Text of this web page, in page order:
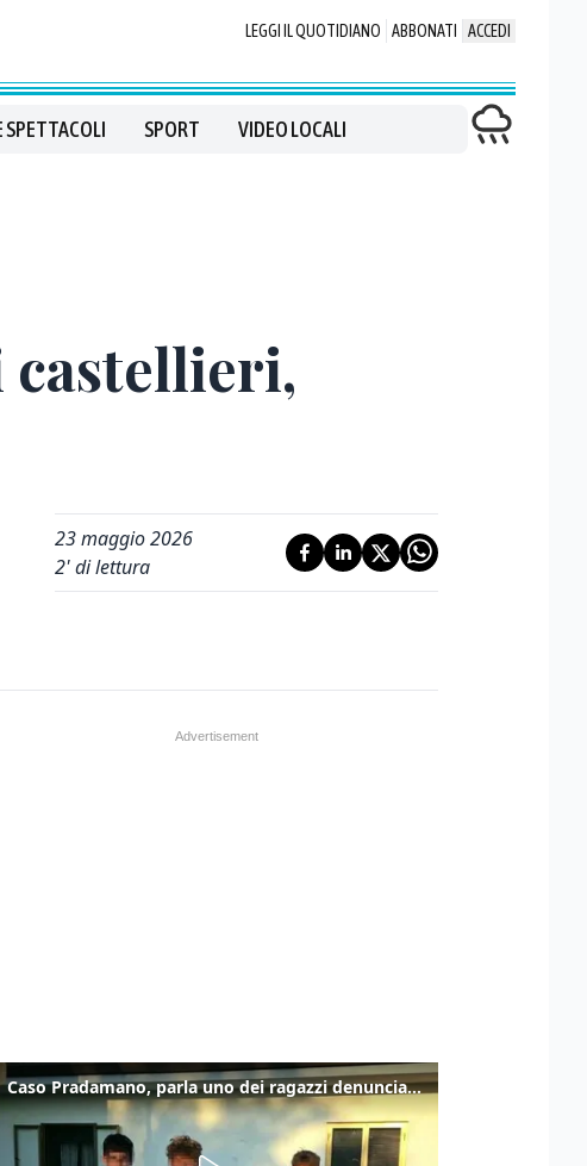
LEGGI IL QUOTIDIANO ABBONATI ACCEDI
SPETTACOLI SPORT VIDEO LOCALI
castellieri,
23 maggio 2026
2' di lettura
Caso Pradamano, parla uno dei ragazzi denunciati per la limonata: "Volevo anche aiutare i miei"